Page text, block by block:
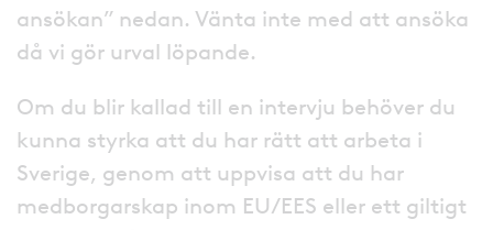
ansökan” nedan. Vänta inte med att ansöka
då vi gör urval löpande.
Om du blir kallad till en intervju behöver du
kunna styrka att du har rätt att arbeta i
Sverige, genom att uppvisa att du har
medborgarskap inom EU/EES eller ett giltigt